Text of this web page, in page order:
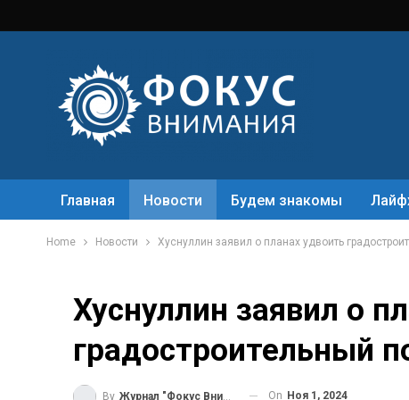
Главная Новости Будем знакомы
Home Новости Хуснуллин заявил о планах удвоить
Хуснуллин заявил о
градостроительный
By Журнал "Фокус Внимания" On Ноя 1, 2024